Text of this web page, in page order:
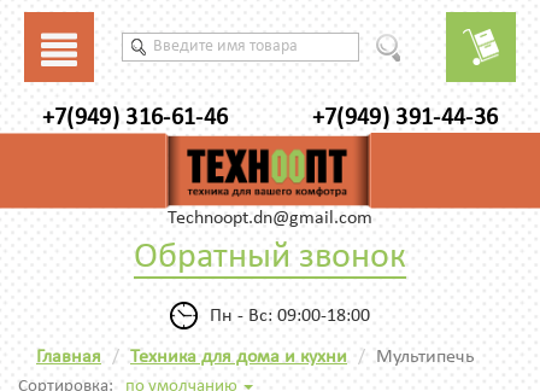
+7(949) 316-61-46 +7(949) 391-44-36
Technoopt.dn@gmail.com
Обратный звонок
Пн - Вс: 09:00-18:00
Главная Техника для дома и кухни Мультипечь
Сортировка: по умолчанию